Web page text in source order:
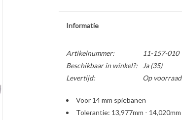
Informatie
Artikelnummer:
11-157-010
Beschikbaar in winkel?:
Ja(35)
Levertijd:
Op
Voor 14 mm spiebanen
Tolerantie: 13,977mm - 14,020mm